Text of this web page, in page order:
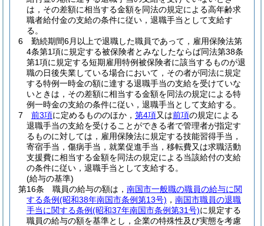
は，その差額に相当する金額を同法の規定による高年齢求
職者給付金の支給の条件に従い，退職手当として支給す
る。
6
勤続期間6月以上で退職した職員であって，雇用保険法第
4条第1項に規定する被保険者とみなしたならば同法第38条
第1項に規定する短期雇用特例被保険者に該当するものが退
職の日後失業している場合において，その者が同法に規定
する特例一時金の額に達する退職手当の支給を受けていな
いときは，その差額に相当する金額を同法の規定による特
例一時金の支給の条件に従い，退職手当として支給する。
7
前3項に定めるもののほか， 第4項又は前項の規定による
退職手当の支給を受けることができる者で管理者が指定す
るものに対しては，雇用保険法に規定する技能習得手当，
寄宿手当，傷病手当，就業促進手当，移転費又は求職活動
支援費に相当する金額を同法の規定による当該給付の支給
の条件に従い，退職手当として支給する。
(給与の基準)
第16条
職員の給与の額は， 南国市一般職の職員の給与に関
する条例(昭和38年南国市条例第13号) ， 南国市職員の退職
手当に関する条例(昭和37年南国市条例第31号)に規定する
職員の給与の額を基準とし，企業の特殊性及び実態を考慮